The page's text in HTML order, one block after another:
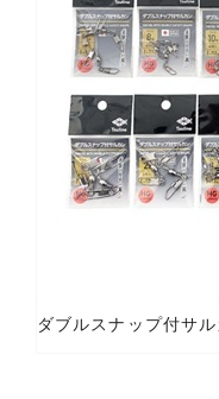
ダブルスナップ付サ